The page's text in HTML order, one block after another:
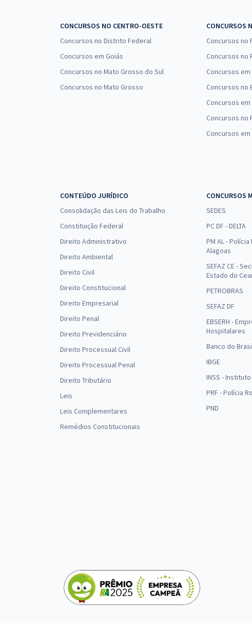
CONCURSOS NO CENTRO-OESTE
Concursos no Distrito Federal
Concursos em Goiás
Concursos no Mato Grosso do Sul
Concursos no Mato Grosso
CONCURSOS
Concursos no
Concursos no
Concursos em
Concursos no
Concursos em
Concursos no
Concursos em
CONTEÚDO JURÍDICO
Consolidação das Leis do Trabalho
Constituição Federal
Direito Administrativo
Direito Ambiental
Direito Civil
Direito Constitucional
Direito Empresarial
Direito Penal
Direito Previdenciário
Direito Processual Civil
Direito Processual Penal
Direito Tributário
Leis
Leis Complementares
Remédios Constitucionais
CONCURSOS
SEDES
PC DF - DELTA
PM AL -
Alagoas
SEFAZ CE -
Estado do
PETROBRAS
SEFAZ DF
EBSERH -
Hospitalares
Banco do
IBGE
INSS -
PRF - Polícia
PND